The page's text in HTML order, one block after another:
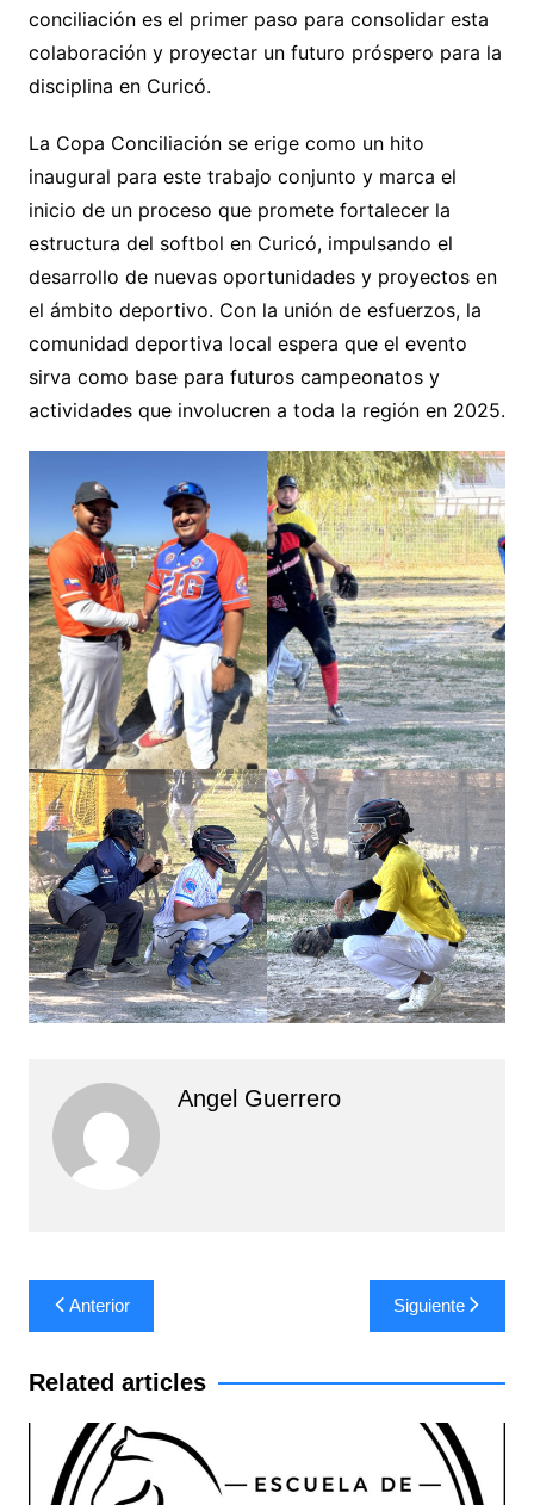
conciliación es el primer paso para consolidar esta
colaboración y proyectar un futuro próspero para la
disciplina en Curicó.
La Copa Conciliación se erige como un hito
inaugural para este trabajo conjunto y marca el
inicio de un proceso que promete fortalecer la
estructura del softbol en Curicó, impulsando el
desarrollo de nuevas oportunidades y proyectos en
el ámbito deportivo. Con la unión de esfuerzos, la
comunidad deportiva local espera que el evento
sirva como base para futuros campeonatos y
actividades que involucren a toda la región en 2025.
Angel Guerrero
Navegación
de
entradas
Anterior Siguiente
Related articles